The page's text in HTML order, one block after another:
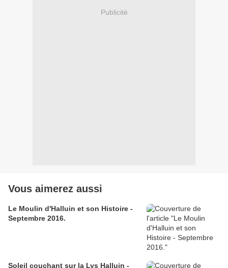
Publicité
Vous aimerez aussi
Le Moulin d'Halluin et son Histoire -
Septembre 2016.
Soleil couchant sur la Lys Halluin -